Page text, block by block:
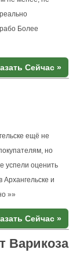
Более
Сейчас »
ещё не
но
успели оценить
и
»»
Сейчас »
Варикоза